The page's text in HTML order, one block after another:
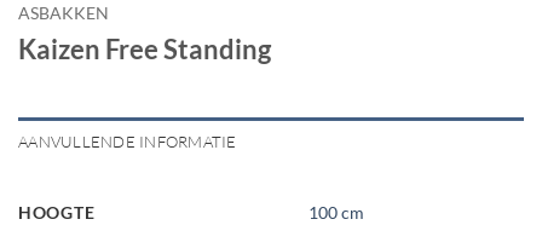
ASBAKKEN
Kaizen Free Standing
AANVULLENDE INFORMATIE
HOOGTE 100 cm